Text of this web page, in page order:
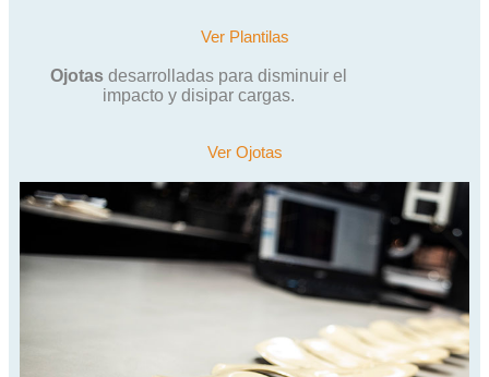
Ver Plantilas
Ojotasdesarrolladas para disminuir el
impacto y disipar cargas.
Ver Ojotas